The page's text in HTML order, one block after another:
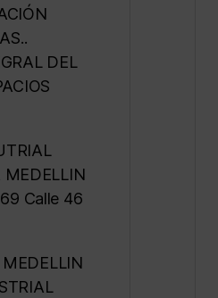
DEL
MEDELLIN
Calle 46